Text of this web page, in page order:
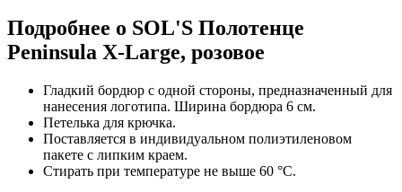
Подробнее о SOL'S Полотенце
Peninsula X-Large, розовое
Гладкий бордюр с одной стороны, предназначенный для
нанесения логотипа. Ширина бордюра 6 см.
Петелька для крючка.
Поставляется в индивидуальном полиэтиленовом
пакете с липким краем.
Стирать при температуре не выше 60 °C.